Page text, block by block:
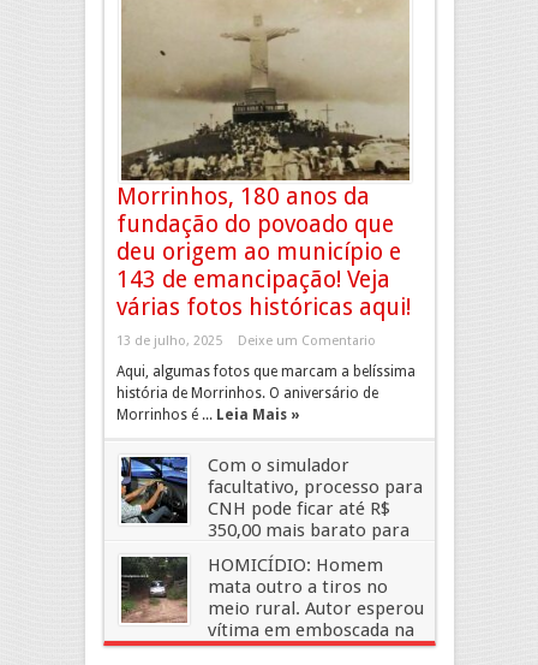
Morrinhos, 180 anos da
fundação do povoado que
deu origem ao município e
143 de emancipação! Veja
várias fotos históricas aqui!
13 de julho, 2025 Deixe um Comentario
Aqui, algumas fotos que marcam a belíssima
história de Morrinhos. O aniversário de
Morrinhos é ... Leia Mais »
Com o simulador
facultativo, processo para
CNH pode ficar até R$
350,00 mais barato para
candidatos
19 de junho, 2019 Deixe um Comentario
HOMICÍDIO: Homem
mata outro a tiros no
meio rural. Autor esperou
vítima em emboscada na
porteira, diz testemunha